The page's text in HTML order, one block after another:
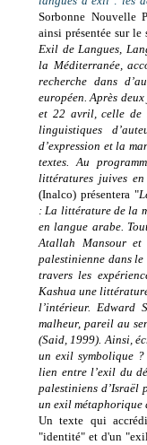
Sorbonne Nouvelle
ainsi présentée sur
Exil de Langues,
la Méditerranée,
recherche dans
européen. Après
et 22 avril, celle de
linguistiques
d’expression et la
textes. Au
littératures juives
(Inalco) présentera "
: La littérature de la
en langue arabe.
Atallah Mansour et
palestinienne dans
travers les
Kashua une
l’intérieur. Edward
malheur, pareil au
(Said, 1999). Ainsi,
un exil symbolique ?
lien entre l’exil du
palestiniens d’Israël
un exil
Un texte qui
"identité" et d'un